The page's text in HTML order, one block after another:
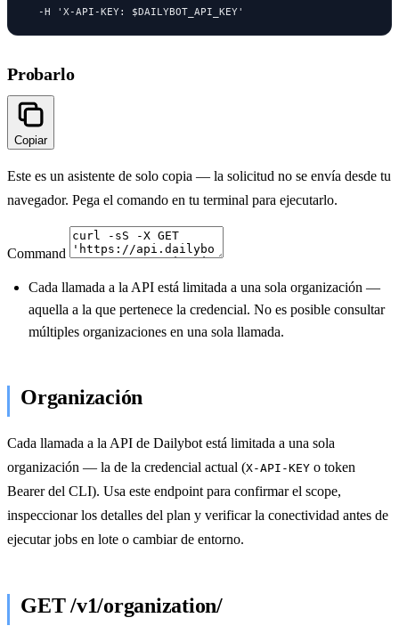
  -H 'X-API-KEY: $DAILYBOT_API_KEY'
Probarlo
Copiar
Este es un asistente de solo copia — la solicitud no se envía desde tu
navegador. Pega el comando en tu terminal para ejecutarlo.
Command
Cada llamada a la API está limitada a una sola organización —
aquella a la que pertenece la credencial. No es posible consultar
múltiples organizaciones en una sola llamada.
Organización
Cada llamada a la API de Dailybot está limitada a una sola
organización — la de la credencial actual (X-API-KEY o token
Bearer del CLI). Usa este endpoint para confirmar el scope,
inspeccionar los detalles del plan y verificar la conectividad antes de
ejecutar jobs en lote o cambiar de entorno.
GET /v1/organization/